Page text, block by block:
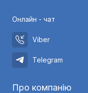
Онлайн - чат
Viber
Telegram
Про компанію